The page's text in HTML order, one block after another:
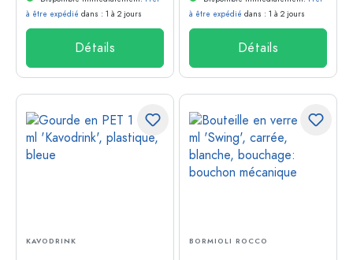
à être expédié dans : 1 à 2 jours
Détails
à être expédié dans : 1 à 2 jours
Détails
KAVODRINK BORMIOLI ROCCO